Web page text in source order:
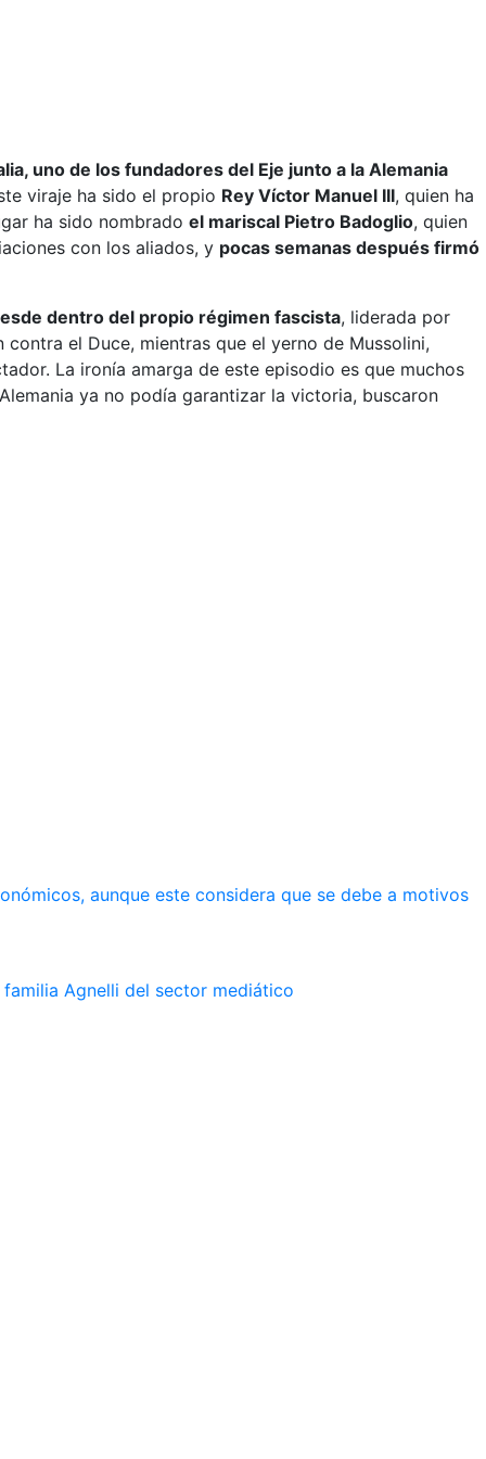
uno de los fundadores del Eje junto a la Alemania
viraje ha sido el propio Rey Víctor Manuel III, quien ha
ha sido nombrado el mariscal Pietro Badoglio, quien
con los aliados, y pocas semanas después firmó
dentro del propio régimen fascista, liderada por
el Duce, mientras que el yerno de Mussolini,
La ironía amarga de este episodio es que muchos
ya no podía garantizar la victoria, buscaron
aunque este considera que se debe a motivos
Agnelli del sector mediático